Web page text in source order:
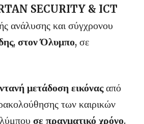
SECURITY & ICT
ανάλυσης και σύγχρονου
, στον Όλυμπο, σε
μετάδοση εικόναςαπό
των καιρικών
σε πραγματικό χρόνο.